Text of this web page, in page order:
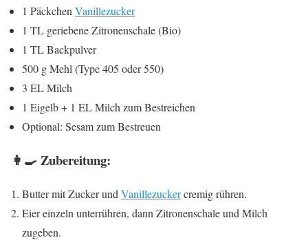
1 PäckchenVanillezucker
1 TL geriebene Zitronenschale (Bio)
1 TL Backpulver
500 g Mehl (Type 405 oder 550)
3 EL Milch
1 Eigelb + 1 EL Milch zum Bestreichen
Optional: Sesam zum Bestreuen
👩‍🍳 Zubereitung:
Butter mit Zucker und Vanillezuckercremig rühren.
Eier einzeln unterrühren, dann Zitronenschale und Milch
zugeben.